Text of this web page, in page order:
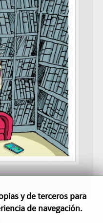
y de terceros para
de navegación.